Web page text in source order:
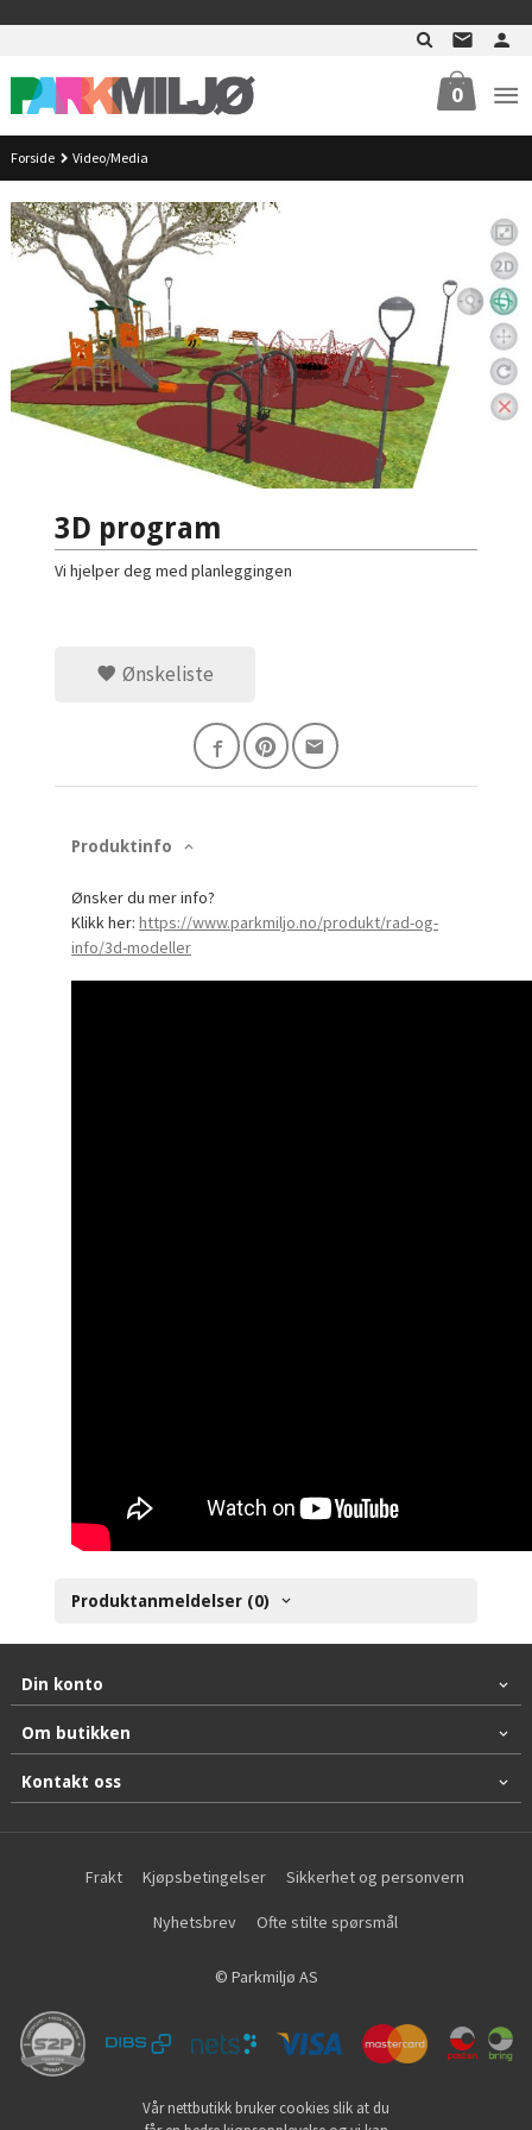
0
Forside Video/Media
3D program
Vi hjelper deg med planleggingen
Ønskeliste
Produktinfo
Ønsker du mer info?
Klikk her:https://www.parkmiljo.no/produkt/rad-og-
info/3d-modeller
Produktanmeldelser (0)
Din konto
Om butikken
Kontakt oss
Frakt Kjøpsbetingelser Sikkerhet og personvern
Nyhetsbrev Ofte stilte spørsmål
© Parkmiljø AS
Vår nettbutikk bruker cookies slik at du